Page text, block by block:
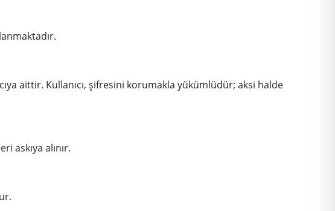
aittir. Kullanıcı, şifresini korumakla yükümlüdür; aksi halde
askıya alınır.